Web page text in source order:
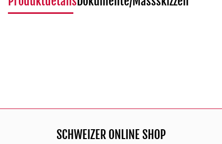
SCHWEIZER ONLINE SHOP